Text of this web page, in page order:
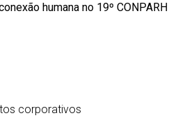
humana no 19º CONPARH
corporativos